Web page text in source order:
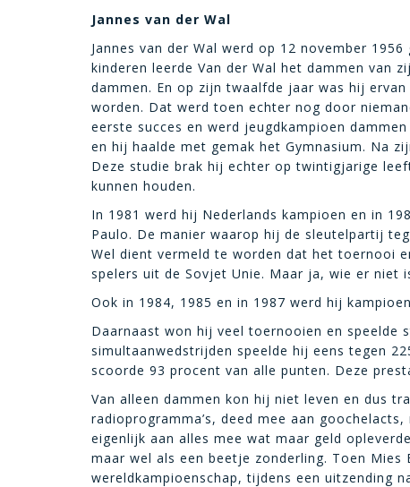
Jannes van der Wal
Jannes van der Wal werd op 12 november
kinderen leerde Van der Wal het dammen van
dammen. En op zijn twaalfde jaar was hij
worden. Dat werd toen echter nog door
eerste succes en werd jeugdkampioen
en hij haalde met gemak het Gymnasium. Na
Deze studie brak hij echter op twintigjarige
kunnen houden.
In 1981 werd hij Nederlands kampioen en in
Paulo. De manier waarop hij de sleutelpartij
Wel dient vermeld te worden dat het toernooi
spelers uit de Sovjet Unie. Maar ja, wie er niet
Ook in 1984, 1985 en in 1987 werd hij
Daarnaast won hij veel toernooien en speelde
simultaanwedstrijden speelde hij eens tegen
scoorde 93 procent van alle punten. Deze
Van alleen dammen kon hij niet leven en dus
radioprogramma’s, deed mee aan
eigenlijk aan alles mee wat maar geld
maar wel als een beetje zonderling. Toen
wereldkampioenschap, tijdens een uitzending